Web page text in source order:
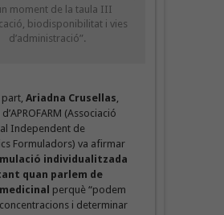
moment de la taula III
biodisponibilitat i vies
d’administració”.
Ariadna Crusellas
(Associació
Independent de
Formuladors) va afirmar
individualitzada
quan parlem de
perquè “podem
i determinar